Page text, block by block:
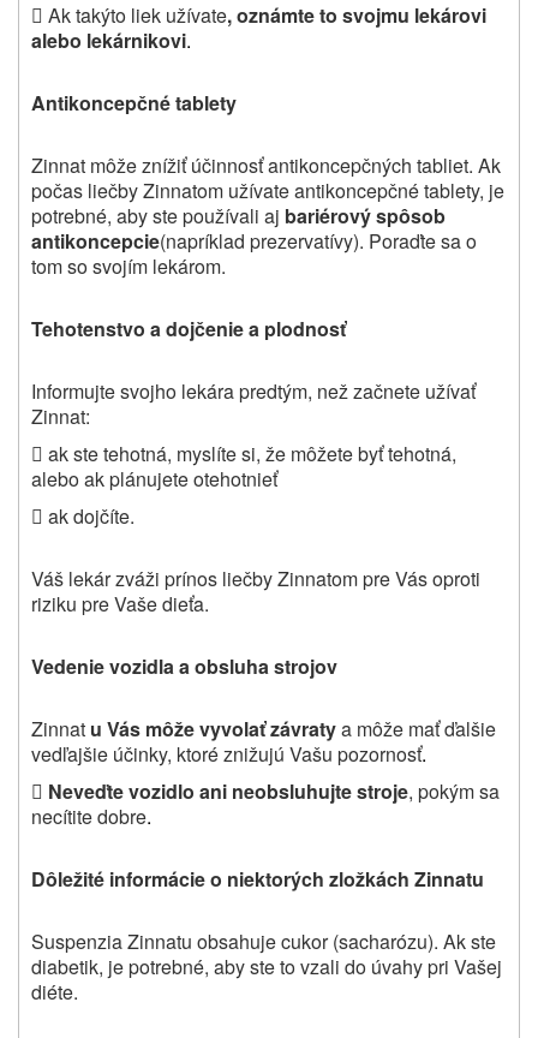
 Ak takýto liek užívate, oznámte to svojmu lekárovi
alebo lekárnikovi.
Antikoncepčné tablety
Zinnat môže znížiť účinnosť antikoncepčných tabliet. Ak
počas liečby Zinnatom užívate antikoncepčné tablety, je
potrebné, aby ste používali aj bariérový spôsob
antikoncepcie(napríklad prezervatívy). Poraďte sa o
tom so svojím lekárom.
Tehotenstvo a dojčenie a plodnosť
Informujte svojho lekára predtým, než začnete užívať
Zinnat:
 ak ste tehotná, myslíte si, že môžete byť tehotná,
alebo ak plánujete otehotnieť
 ak dojčíte.
Váš lekár zváži prínos liečby Zinnatom pre Vás oproti
riziku pre Vaše dieťa.
Vedenie vozidla a obsluha strojov
Zinnat u Vás môže vyvolať závratya môže mať ďalšie
vedľajšie účinky, ktoré znižujú Vašu pozornosť.
 Neveďte vozidlo ani neobsluhujte stroje, pokým sa
necítite dobre.
Dôležité informácie o niektorých zložkách Zinnatu
Suspenzia Zinnatu obsahuje cukor (sacharózu). Ak ste
diabetik, je potrebné, aby ste to vzali do úvahy pri Vašej
diéte.